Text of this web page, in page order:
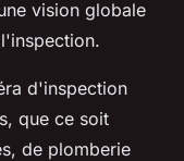
vision globale
d'inspection
que ce soit
de plomberie